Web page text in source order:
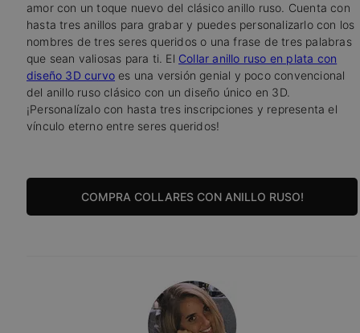
amor con un toque nuevo del clásico anillo ruso. Cuenta con
hasta tres anillos para grabar y puedes personalizarlo con los
nombres de tres seres queridos o una frase de tres palabras
que sean valiosas para ti. El Collar anillo ruso en plata con
diseño 3D curvo es una versión genial y poco convencional
del anillo ruso clásico con un diseño único en 3D.
¡Personalízalo con hasta tres inscripciones y representa el
vínculo eterno entre seres queridos!
COMPRA COLLARES CON ANILLO RUSO!